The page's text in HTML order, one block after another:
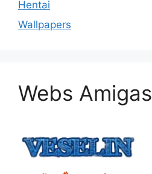
Hentai
Wallpapers
Webs Amigas